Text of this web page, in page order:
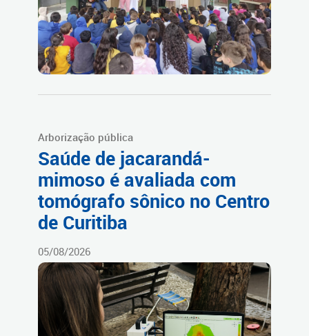
Arborização pública
Saúde de jacarandá-
mimoso é avaliada com
tomógrafo sônico no Centro
de Curitiba
05/08/2026